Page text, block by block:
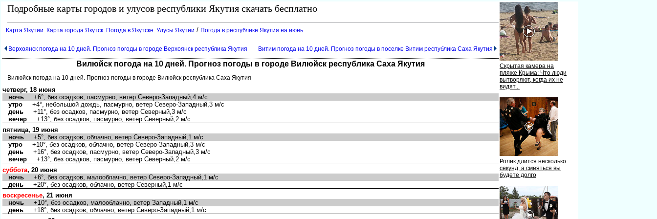
Скрытая камера на
пляже Крыма: Что люди
вытворяют, когда их не
видят...
Ролик длится несколько
секунд, а смеяться вы
будете долго
Подробные карты городов и улусов республики Якутия скачать бесплатно
Карта Якутии. Карта города Якутск. Погода в Якутске. Улусы Якутии / Погода в республике Якутия на июнь
Верхоянск погода на 10 дней. Прогноз погоды в городе Верхоянск республика Якутия Витим погода на 10 дней. Прогноз погоды в поселке Витим республика Саха Якутия
Вилюйск погода на 10 дней. Прогноз погоды в городе Вилюйск республика Саха Якутия
Вилюйск погода на 10 дней. Прогноз погоды в городе Вилюйск республика Саха Якутия
четверг, 18 июня
ночь +6°, без осадков, пасмурно, ветер Северо-Западный,4 м/с
утро +4°, небольшой дождь, пасмурно, ветер Северо-Западный,3 м/с
день +11°, без осадков, пасмурно, ветер Северный,3 м/с
вечер +13°, без осадков, пасмурно, ветер Северный,2 м/с
пятница, 19 июня
ночь +5°, без осадков, облачно, ветер Северо-Западный,1 м/с
утро +10°, без осадков, облачно, ветер Северо-Западный,3 м/с
день +16°, без осадков, пасмурно, ветер Северо-Западный,3 м/с
вечер +13°, без осадков, пасмурно, ветер Северный,2 м/с
суббота, 20 июня
ночь +6°, без осадков, малооблачно, ветер Северо-Западный,1 м/с
день +20°, без осадков, облачно, ветер Северный,1 м/с
воскресенье, 21 июня
ночь +10°, без осадков, малооблачно, ветер Западный,1 м/с
день +18°, без осадков, облачно, ветер Северо-Западный,1 м/с